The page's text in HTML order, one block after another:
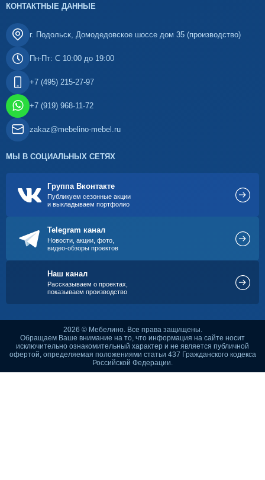
КОНТАКТНЫЕ ДАННЫЕ
г. Подольск, Домодедовское шоссе дом 35 (производство)
Пн-Пт: С 10:00 до 19:00
+7 (495) 215-27-97
+7 (919) 968-11-72
zakaz@mebelino-mebel.ru
МЫ В СОЦИАЛЬНЫХ СЕТЯХ
Группа Вконтакте
Публикуем сезонные акции
и выкладываем портфолио
Telegram канал
Новости, акции, фото,
видео-обзоры проектов
Наш канал
Рассказываем о проектах,
показываем производство
2026 © Мебелино. Все права защищены.
Обращаем Ваше внимание на то, что информация на сайте носит
исключительно ознакомительный характер и не является публичной
офертой, определяемая положениями статьи 437 Гражданского кодекса
Российской Федерации.